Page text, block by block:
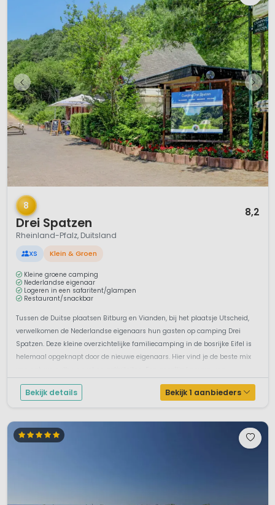
1 / 7
8
Drei Spatzen
8,2
Rheinland-Pfalz, Duitsland
XS Klein & Groen
Kleine groene camping
Nederlandse eigenaar
Logeren in een safaritent/glampen
Restaurant/snackbar
Tussen de Duitse plaatsen Bitburg en Vianden, bij het plaatsje Utscheid,
verwelkomen de Nederlandse eigenaars hun gasten op camping Drei
Spatzen. Deze kleine overzichtelijke familiecamping in de bosrijke Eifel is
helemaal opgeknapt door de nieuwe eigenaars. Hier vind je de beste mix
Bekijk details Bekijk 1 aanbieders